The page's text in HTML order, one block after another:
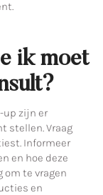
ik moet
up zijn er
stellen. Vraag
Informeer
en hoe deze
te vragen
en